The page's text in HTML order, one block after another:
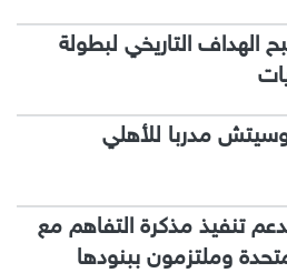
التاريخي لبطولة
مدربا للأهلي
تنفيذ مذكرة التفاهم مع
وملتزمون ببنودها